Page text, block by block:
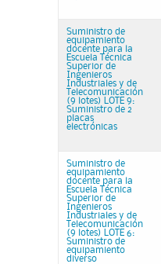
Suministro de
equipamiento
docente para la
Escuela Técnica
Superior de
Ingenieros
Industriales y de
Telecomunicación
(9 lotes) LOTE 9:
Suministro de 2
placas
electrónicas
Suministro de
equipamiento
docente para la
Escuela Técnica
Superior de
Ingenieros
Industriales y de
Telecomunicación
(9 lotes) LOTE 6:
Suministro de
equipamiento
diverso